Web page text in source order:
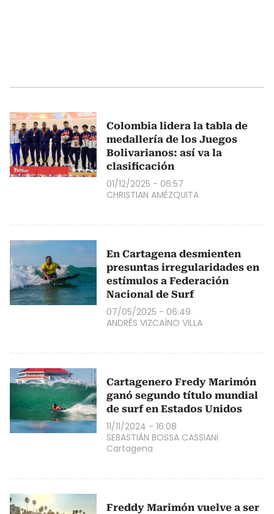
Colombia lidera la tabla de
medallería de los Juegos
Bolivarianos: así va la
clasificación
01/12/2025 - 06:57
CHRISTIAN AMÉZQUITA
En Cartagena desmienten
presuntas irregularidades en
estímulos a Federación
Nacional de Surf
07/05/2025 - 06:49
ANDRÉS VIZCAÍNO VILLA
Cartagenero Fredy Marimón
ganó segundo título mundial
de surf en Estados Unidos
11/11/2024 - 16:08
SEBASTIÁN BOSSA CASSIANI
Cartagena
Freddy Marimón vuelve a ser